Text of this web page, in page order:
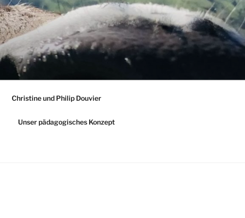
Christine und Philip Douvier
Unser pädagogisches Konzept